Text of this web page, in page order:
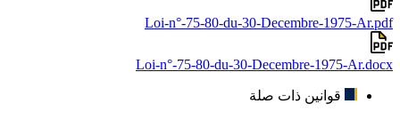
Loi-n°-75-80-du-30-Decembre-1975-Ar.pdf
Loi-n°-75-80-du-30-Decembre-1975-Ar.docx
قوانين ذات صلة